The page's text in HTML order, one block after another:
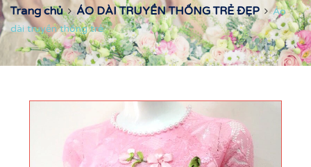
Trang chủ ÁO DÀI TRUYỀN THỐNG TRẺ ĐẸP
Áo
dài truyền thống trẻ